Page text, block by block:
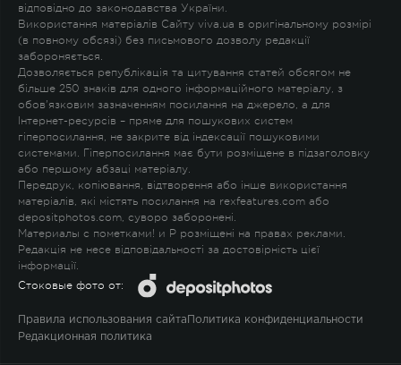
відповідно до законодавства України.
Використання матеріалів Сайту viva.ua в оригінальному розмірі
(в повному обсязі) без письмового дозволу редакції
забороняється.
Дозволяється републікація та цитування статей обсягом не
більше 250 знаків для одного інформаційного матеріалу, з
обов'язковим зазначенням посилання на джерело, а для
Інтернет-ресурсів – пряме для пошукових систем
гіперпосилання, не закрите від індексації пошуковими
системами. Гіперпосилання має бути розміщене в підзаголовку
або першому абзаці матеріалу.
Передрук, копіювання, відтворення або інше використання
матеріалів, які містять посилання на rexfeatures.com або
depositphotos.com, суворо заборонені.
Материалы с пометками! и P розміщені на правах реклами.
Редакція не несе відповідальності за достовірність цієї
інформації.
Стоковые фото от:
Правила использования сайта Политика конфиденциальности
Редакционная политика